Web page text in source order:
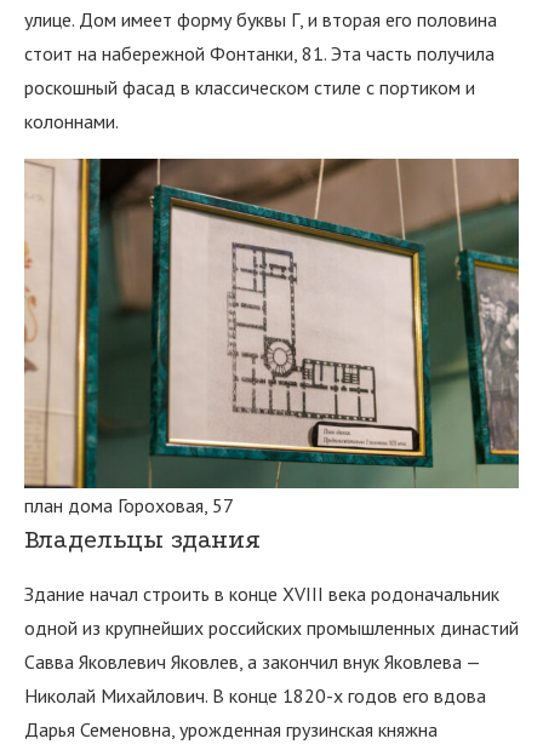
улице. Дом имеет форму буквы Г, и вторая его половина
стоит на набережной Фонтанки, 81. Эта часть получила
роскошный фасад в классическом стиле с портиком и
колоннами.
план дома Гороховая, 57
Владельцы здания
Здание начал строить в конце XVIII века родоначальник
одной из крупнейших российских промышленных династий
Савва Яковлевич Яковлев, а закончил внук Яковлева —
Николай Михайлович. В конце 1820-х годов его вдова
Дарья Семеновна, урожденная грузинская княжна